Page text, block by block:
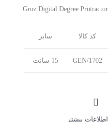
Groz Digital Degree Protractor
کد کالا سایز
GEN/1702 15 سانت
اطلاعات بیشتر